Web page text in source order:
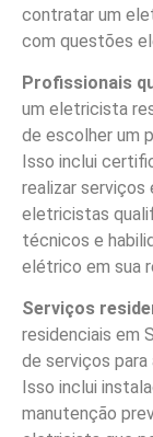
contratar um
com questões
Profissionais
um eletricista
de escolher um
Isso inclui
realizar
eletricistas
técnicos e
elétrico em sua
Serviços
residenciais em
de serviços
Isso inclui
manutenção